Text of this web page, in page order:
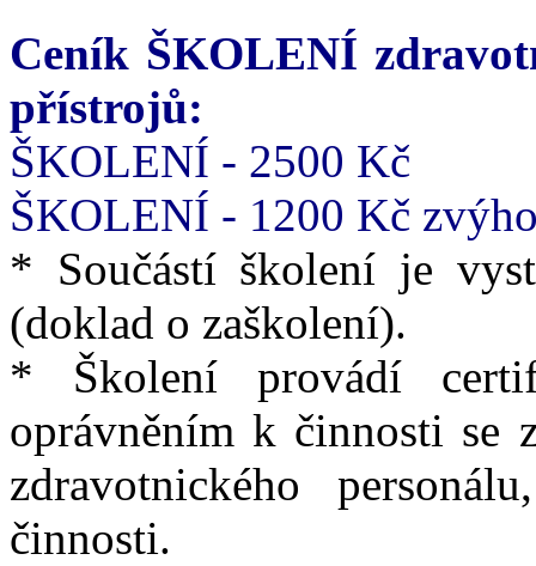
Ceník ŠKOLENÍ
přístrojů:
ŠKOLENÍ - 2500 Kč
ŠKOLENÍ - 1200 Kč
* Součástí školení je
(doklad o zaškolení).
* Školení provádí
oprávněním k činnosti se
zdravotnického
činnosti.